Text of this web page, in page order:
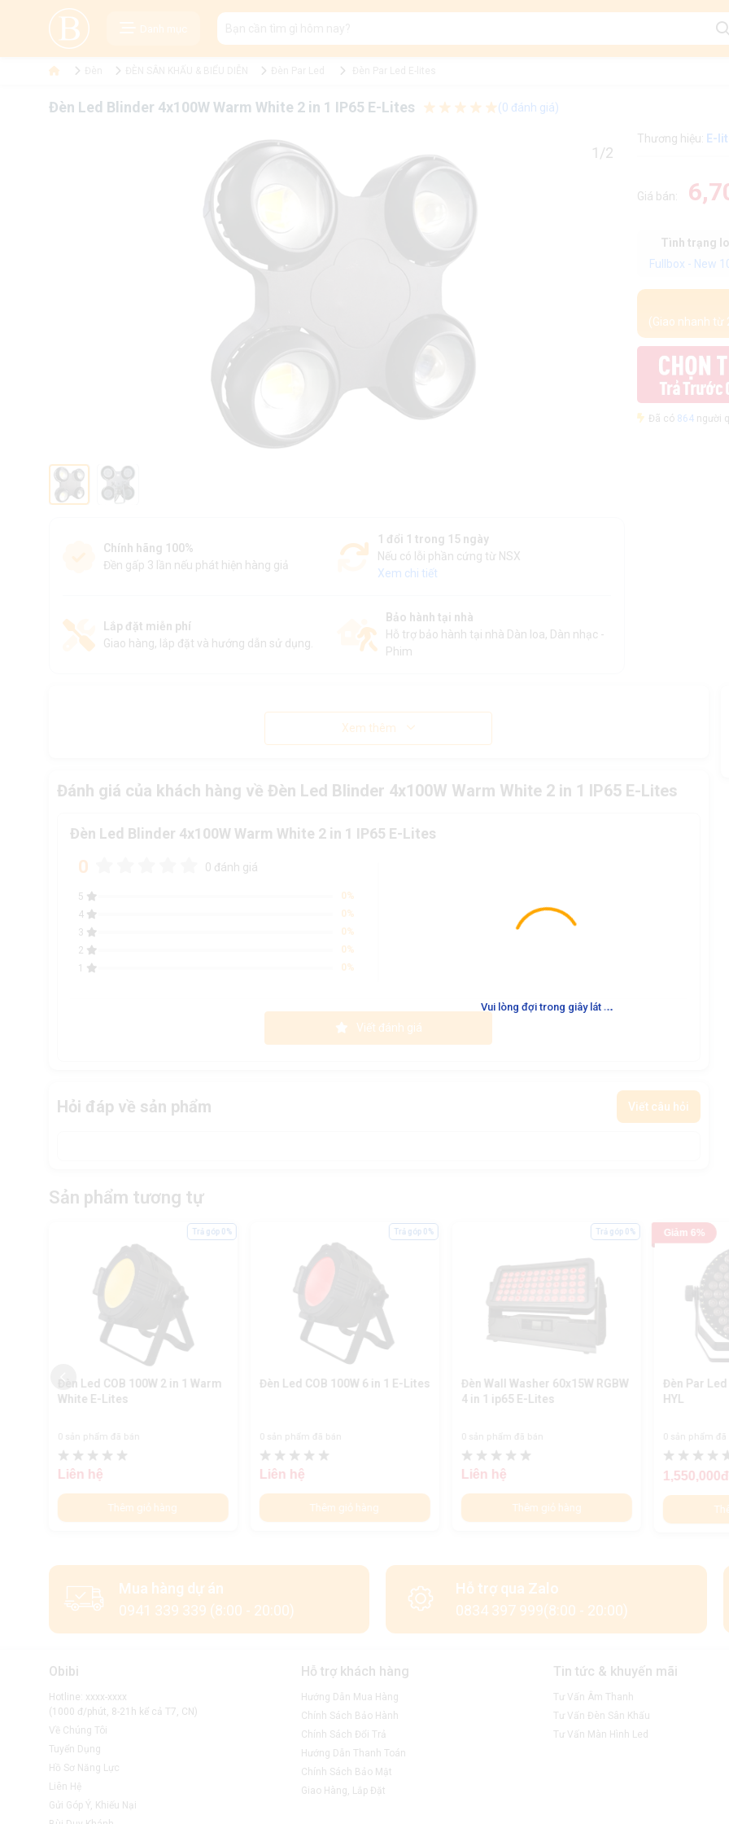
Vui lòng đợi trong giây lát ...
Danh mục
Đèn Led Blinder 4x100W Warm White 2 in 1 IP65 E-Lites (0 đánh giá)
1/2
Chính hãng 100%
Đền gấp 3 lần nếu phát hiện hàng giả
1 đổi 1 trong 15 ngày
Nếu có lỗi phần cứng từ NSX
Xem chi tiết
Lắp đặt miễn phí
Giao hàng, lắp đặt và hướng dẫn sử dụng.
Bảo hành tại nhà
Hỗ trợ bảo hành tại nhà Dàn loa, Dàn nhạc -
Phim
Thương hiệu: E-
Giá bán:
Tình trạng
Fullbox - New
(Giao nhanh từ
Đã có 864người
Xem thêm
Đánh giá của khách hàng về Đèn Led Blinder 4x100W Warm White 2 in 1 IP65 E-Lites
Đèn Led Blinder 4x100W Warm White 2 in 1 IP65 E-Lites
0 0 đánh giá
5
0%
4
0%
3
0%
2
0%
1
0%
Viết đánh giá
Hỏi đáp về sản phẩm Viết câu hỏi
Sản phẩm tương tự
Đèn Led COB 100W 2 in 1 Warm
White E-Lites
0 sản phẩm đã bán
Liên hệ
Thêm giỏ hàng
Trả góp 0%
Đèn Led COB 100W 6 in 1 E-Lites
0 sản phẩm đã bán
Liên hệ
Thêm giỏ hàng
Trả góp 0%
Đèn Wall Washer 60x15W RGBW
4 in 1 ip65 E-Lites
0 sản phẩm đã bán
Liên hệ
Thêm giỏ hàng
Trả góp 0%
Đèn Par Led
HYL
0 sản phẩm đã
1,550,000đ
Giảm 6%
Mua hàng dự án
0941 339 339 (8:00 - 20:00)
Hỗ trợ qua Zalo
0834 397 999(8:00 - 20:00)
Obibi
Hotline: xxxx-xxxx
(1000 đ/phút, 8-21h kể cả T7, CN)
Về Chúng Tôi
Tuyển Dụng
Hồ Sơ Năng Lực
Liên Hệ
Gửi Góp Ý, Khiếu Nại
Hỗ trợ khách hàng
Hướng Dẫn Mua Hàng
Chính Sách Bảo Hành
Chính Sách Đổi Trả
Hướng Dẫn Thanh Toán
Chính Sách Bảo Mật
Giao Hàng, Lắp Đặt
Tin tức & khuyến mãi
Tư Vấn Âm Thanh
Tư Vấn Đèn Sân Khấu
Tư Vấn Màn Hình Led